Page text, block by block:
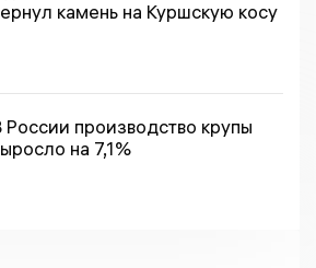
камень на Куршскую косу
России производство крупы
на 7,1%